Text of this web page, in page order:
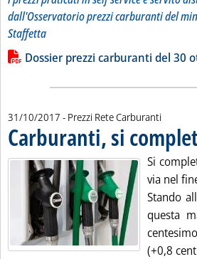
dall'Osservatorio prezzi carburanti del
Staffetta
Leggi tutta la notizia: 'Dossier prezzi
Lista allegati PDF alla
Dossier prezzi carburanti del 30
31/10/2017 - Prezzi Rete Carburanti
Carburanti, si
Si
via nel
Stando
questa
(+0,8